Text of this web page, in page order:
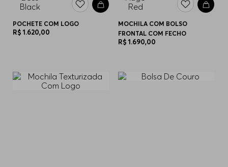
POCHETE COM LOGO
R$ 1.620,00
MOCHILA COM BOLSO
FRONTAL COM FECHO
R$ 1.690,00